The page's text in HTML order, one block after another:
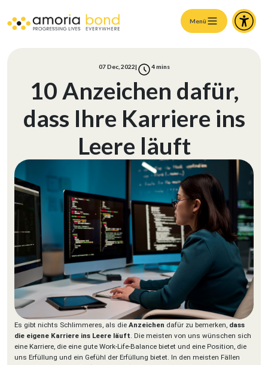
Menü
07 Dec, 2022| 4mins
10 Anzeichen dafür,
dass Ihre Karriere ins
Leere läuft
Es gibt nichts Schlimmeres, als die Anzeichen dafür zu bemerken, dass
die eigene Karriere ins Leere läuft . Die meisten von uns wünschen sich
eine Karriere, die eine gute Work-Life-Balance bietet und eine Position, die
uns Erfüllung und ein Gefühl der Erfüllung bietet. In den meisten Fällen